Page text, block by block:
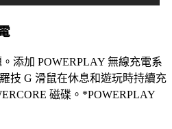
添加 POWERPLAY 無線充電系
技 G 滑鼠在休息和遊玩時持續充
磁碟。*POWERPLAY